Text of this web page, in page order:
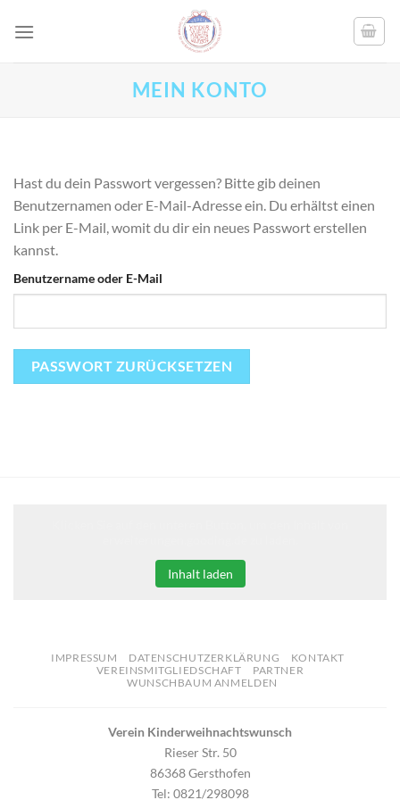
MEIN KONTO
Hast du dein Passwort vergessen? Bitte gib deinen
Benutzernamen oder E-Mail-Adresse ein. Du erhältst einen
Link per E-Mail, womit du dir ein neues Passwort erstellen
kannst.
Benutzername oder E-Mail
PASSWORT ZURÜCKSETZEN
Inhalt laden
IMPRESSUM DATENSCHUTZERKLÄRUNG
KONTAKT
VEREINSMITGLIEDSCHAFT
PARTNER
WUNSCHBAUM ANMELDEN
Verein Kinderweihnachtswunsch
Rieser Str. 50
86368 Gersthofen
Tel: 0821/298098